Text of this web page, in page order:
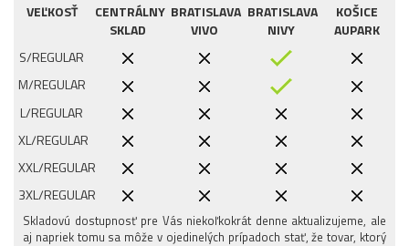
VEĽKOSŤ
CENTRÁLNY
SKLAD
BRATISLAVA
VIVO
BRATISLAVA
NIVY
KOŠICE
AUPARK
S/REGULAR
M/REGULAR
L/REGULAR
XL/REGULAR
XXL/REGULAR
3XL/REGULAR
Skladovú dostupnosť pre Vás niekoľkokrát denne aktualizujeme, ale
aj napriek tomu sa môže v ojedinelých prípadoch stať, že tovar, ktorý